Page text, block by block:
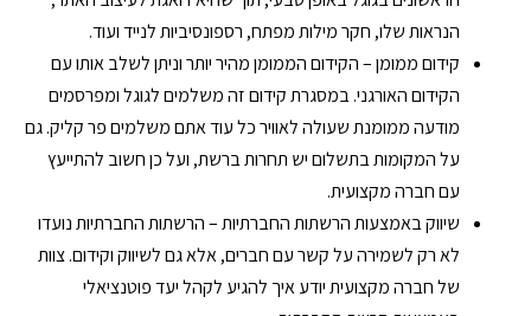
הנראות שלו, חקר מילות מפתח, רספונסיביות לנייד ועוד.
קידום ממומן – הקידום הממומן מהיר יותר וניתן לשלב אותו עם
הקידום האורגני. במסגרת קידום זה משלמים לגוגל ומפרסמים
מודעה ממומנת שעולה לאוויר כל עוד אתם משלמים פר קליק. גם
על המקומות בתשלום יש תחרות ברשת, ועל כן חשוב להתייעץ
עם חברה מקצועית.
שיווק באמצעות הרשתות החברתיות – הרשתות החברתיות נועדו
לא רק לשמירה על קשר עם חברים, אלא גם לשיווק וקידום. צוות
של חברה מקצועית יודע איך להגיע לקהל יעד פוטנציאלי